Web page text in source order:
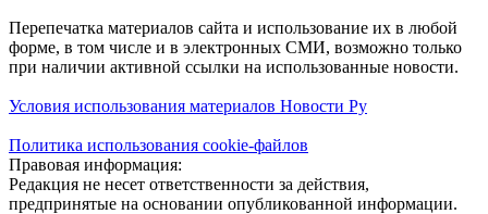
Перепечатка материалов сайта и использование их в любой
форме, в том числе и в электронных СМИ, возможно только
при наличии активной ссылки на использованные новости.
Условия использования материалов Новости Ру
Политика использования cookie-файлов
Правовая информация:
Редакция не несет ответственности за действия,
предпринятые на основании опубликованной информации.